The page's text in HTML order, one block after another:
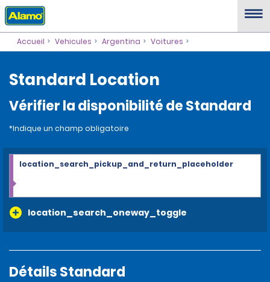
Accueil Vehicules Argentina Voitures
Standard Location
Vérifier la disponibilité de Standard
*Indique un champ obligatoire
location_search_oneway_toggle
location_search_pickup_and_return_placeholder
Détails Standard